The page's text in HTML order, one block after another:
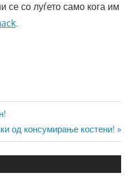
се со луѓето само кога им
.
од консумирање костени!